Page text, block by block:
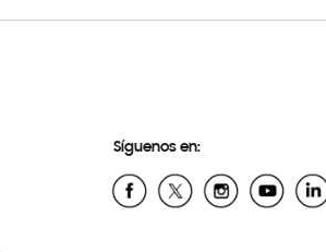
Síguenos en: